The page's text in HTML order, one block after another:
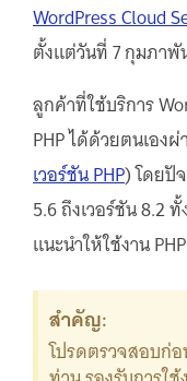
WordPress Cloud
ตั้งแต่วันที่ 7 กุมภาพั
ลูกค้าที่ใช้บริการ
PHP ได้ด้วยตนเอง
เวอร์ชัน PHP) โดยปั
5.6 ถึงเวอร์ชัน 8.2
แนะนำให้ใช้งาน
สำคัญ:
โปรดตรวจสอบก่